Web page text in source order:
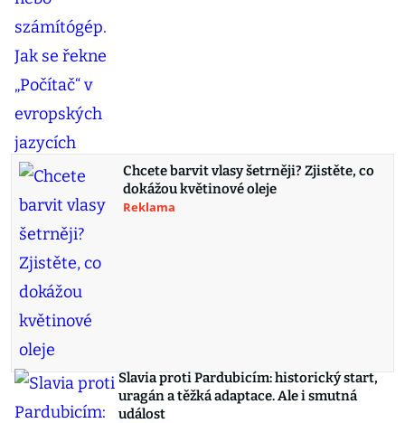
Chcete barvit vlasy šetrněji? Zjistěte, co
dokážou květinové oleje
Reklama
Slavia proti Pardubicím: historický start,
uragán a těžká adaptace. Ale i smutná
událost